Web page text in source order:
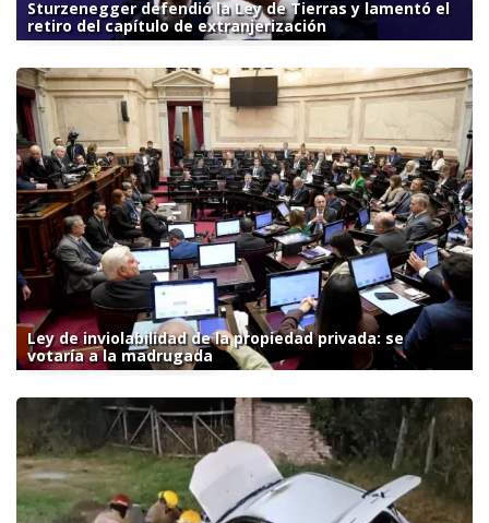
Sturzenegger defendió la Ley de Tierras y lamentó el
retiro del capítulo de extranjerización
Ley de inviolabilidad de la propiedad privada: se
votaría a la madrugada